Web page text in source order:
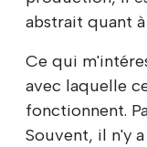
abstrait quant
Ce qui
avec laquelle
fonctionnent.
Souvent, il n'y